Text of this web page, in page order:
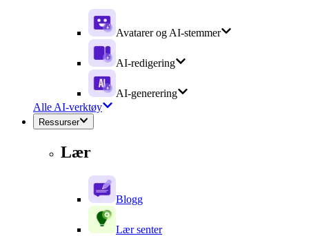
Avatarer og AI-stemmer
AI-redigering
AI-generering
Alle AI-verktøy
Ressurser
Lær
Blogg
Lær senter